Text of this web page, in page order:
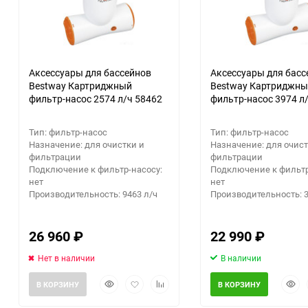
Аксессуары для бассейнов
Bestway Картриджный
фильтр-насос 2574 л/ч 58462
Тип: фильтр-насос
Назначение: для очистки и
фильтрации
Подключение к фильтр-насосу:
нет
Производительность: 9463 л/ч
26 960₽
Нет в наличии
БыстрыйДобавитьДобавить
В КОРЗИНУ
Аксессуары для
Bestway
фильтр-насос 3974
Тип: фильтр-насос
Назначение: для
фильтрации
Подключение к
нет
Производительность:
22 990₽
В наличии
В КОРЗИНУ